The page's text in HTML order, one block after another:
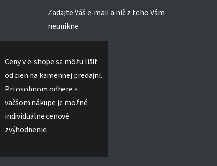
Zadajte Váš e-mail a nič z toho Vám
neunikne.
Ceny v e-shope sa môžu líšiť
od cien na kamennej predajni.
Pri osobnom odbere a
väčšom nákupe je možné
individuálne cenové
zvýhodnenie.